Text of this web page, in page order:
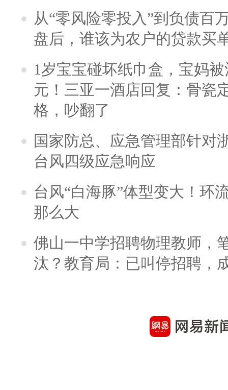
从“零风险零投入”到负债百
盘后，谁该为农户的贷款买
1岁宝宝碰坏纸巾盒，宝妈
元！三亚一酒店回复：骨瓷
格，吵翻了
国家防总、应急管理部针对
台风四级应急响应
台风“白海豚”体型变大！环
那么大
佛山一中学招聘物理教师，
汰？教育局：已叫停招聘，